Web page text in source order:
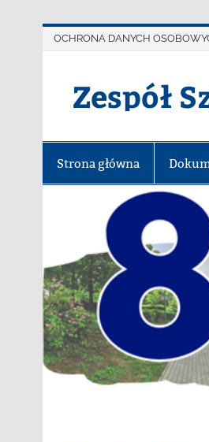
OCHRONA DANYCH
Zespół
Strona główna